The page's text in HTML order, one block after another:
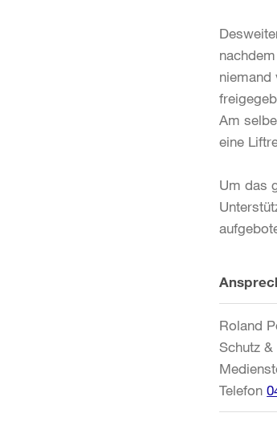
niemand
Am
eine
Um das
Roland
Schutz &
Telefon